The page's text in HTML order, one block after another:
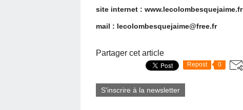
site internet : www.lecolombesquejaime.fr
mail : lecolombesquejaime@free.fr
Partager cet article
Repost 0
S'inscrire à la newsletter